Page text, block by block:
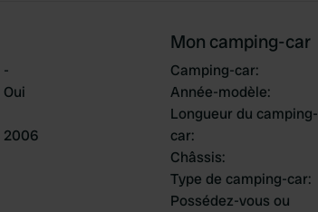
-
Oui
2006
Mon camping-car
Camping-car:
Année-modèle:
Longueur du camping-
car:
Châssis:
Type de camping-car:
Possédez-vous ou